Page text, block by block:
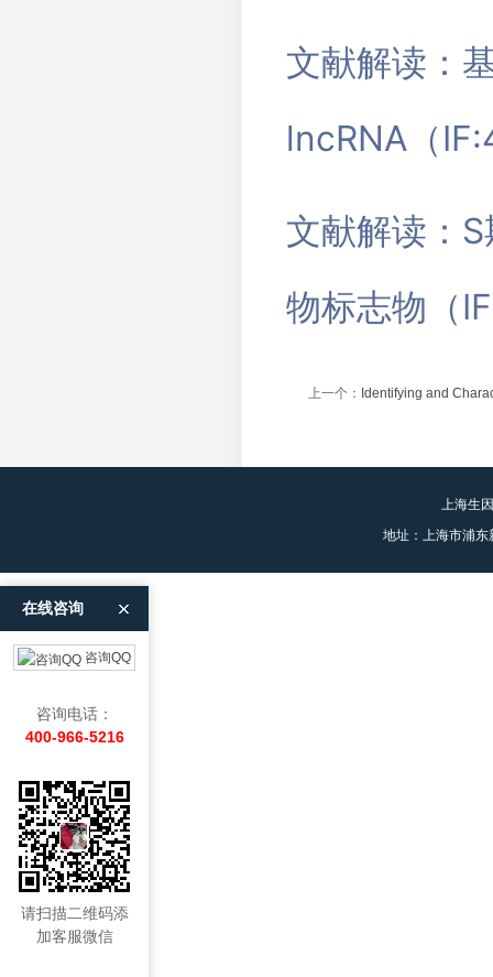
文献解读：
lncRNA（
文献解读：
物标志物（
上一个： Identifying and
上海生
地址：上海市浦
在线咨询
咨询QQ
咨询电话：
400-966-5216
请扫描二维码添
加客服微信